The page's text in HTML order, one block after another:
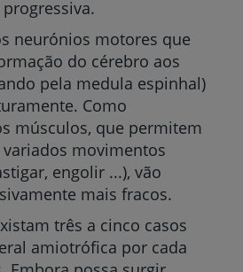
neurónios motores que
do cérebro aos
pela medula espinhal)
Como
músculos, que permitem
movimentos
engolir ...), vão
mais fracos.
três a cinco casos
amiotrófica por cada